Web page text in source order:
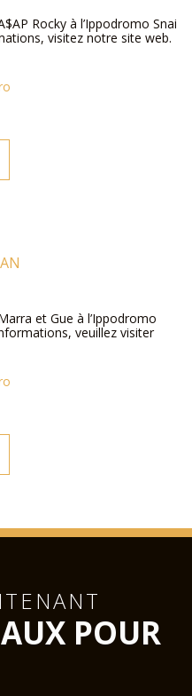
Rocky à l’Ippodromo Snai
visitez notre site web.
et Gue à l’Ippodromo
veuillez visiter
POUR